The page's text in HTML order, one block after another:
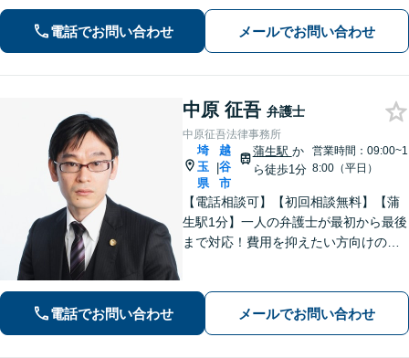
電話でお問い合わせ メールでお問い合わせ
中原 征吾 弁護士
中原征吾法律事務所
埼
玉
県
|
越
谷
市
蒲生駅 か
ら徒歩1分
営業時間：09:00~1
8:00（平日）
【電話相談可】【初回相談無料】【蒲
生駅1分】一人の弁護士が最初から最後
まで対応！費用を抑えたい方向けのバ
【地域密着型の事務所】【休日・夜間
面談可能】
電話でお問い合わせ メールでお問い合わせ